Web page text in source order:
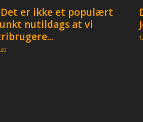
er ikke et populært
nutildags at vi